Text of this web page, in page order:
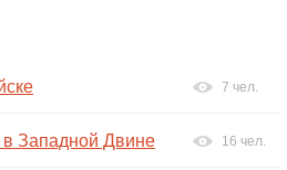
7 чел.
Западной Двине 16 чел.